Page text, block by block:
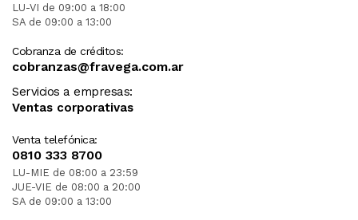
LU-VI de 09:00 a 18:00
SA de 09:00 a 13:00
Cobranza de créditos:
cobranzas@fravega.com.ar
Servicios a empresas:
Ventas corporativas
Venta telefónica:
0810 333 8700
LU-MIE de 08:00 a 23:59
JUE-VIE de 08:00 a 20:00
SA de 09:00 a 13:00